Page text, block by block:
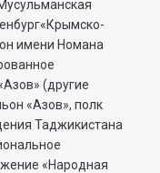
имени Номана
(другие
«Азов», полк
Таджикистана
«Народная